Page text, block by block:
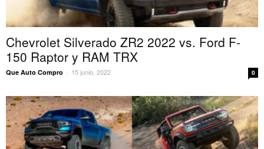
Chevrolet Silverado ZR2 2022 vs. Ford F-
150 Raptor y RAM TRX
Que Auto Compro - 15 junio, 2022 0